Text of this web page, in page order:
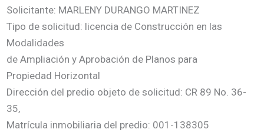
Solicitante: MARLENY DURANGO MARTINEZ
Tipo de solicitud: licencia de Construcción en las
Modalidades
de Ampliación y Aprobación de Planos para
Propiedad Horizontal
Dirección del predio objeto de solicitud: CR 89 No. 36-
35,
Matrícula inmobiliaria del predio: 001-138305